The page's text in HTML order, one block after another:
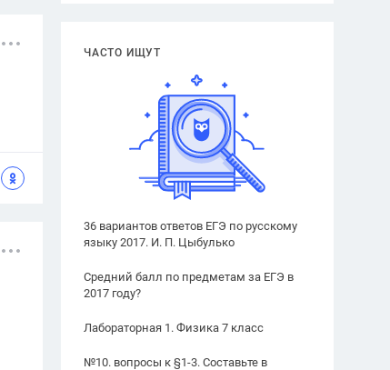
ЧАСТО ИЩУТ
36 вариантов ответов ЕГЭ по русскому
языку 2017. И. П. Цыбулько
Средний балл по предметам за ЕГЭ в
2017 году?
Лабораторная 1. Физика 7 класс
№10. вопросы к §1-3. Составьте в